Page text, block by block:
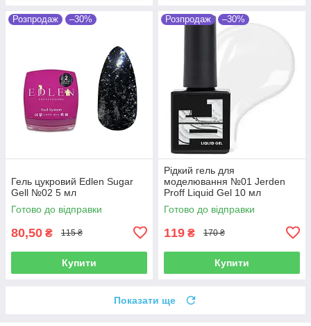
Розпродаж –30%
Гель цукровий Edlen Sugar
Gell №02 5 мл
Готово до відправки
80,50 ₴ 115 ₴
Купити
Розпродаж –30%
Рідкий гель для
моделювання №01 Jerden
Proff Liquid Gel 10 мл
Готово до відправки
119 ₴ 170 ₴
Купити
Показати ще